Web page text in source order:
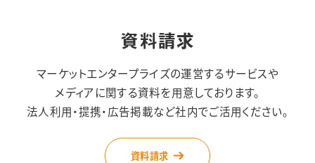
資料請求
マーケットエンタープライズの運営するサービスや
メディアに関する資料を用意しております。
法人利用・提携・広告掲載など社内でご活用ください。
資料請求